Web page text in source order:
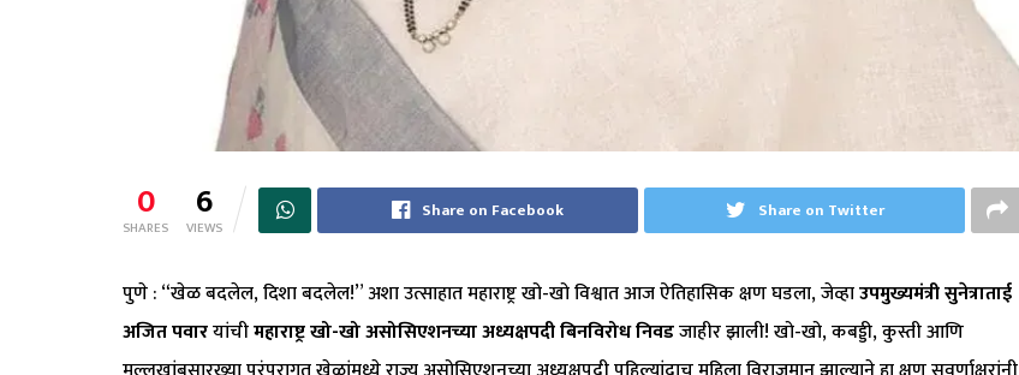
0
SHARES 6
VIEWS
Share on Facebook Share on Twitter
पुणे : “खेळ बदलेल, दिशा बदलेल!” अशा उत्साहात महाराष्ट्र खो-खो विश्वात आज ऐतिहासिक क्षण घडला, जेव्हाउपमुख्यमंत्री सुनेत्राताई
अजित पवारयांचीमहाराष्ट्र खो-खो असोसिएशनच्या अध्यक्षपदी बिनविरोध निवडजाहीर झाली! खो-खो, कबड्डी, कुस्ती आणि